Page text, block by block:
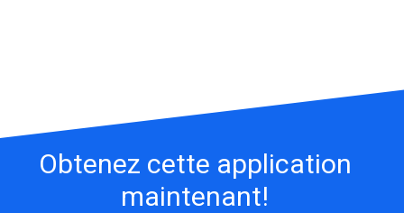
Obtenez cette application
maintenant!